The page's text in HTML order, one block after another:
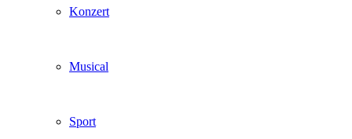
Konzert
Musical
Sport